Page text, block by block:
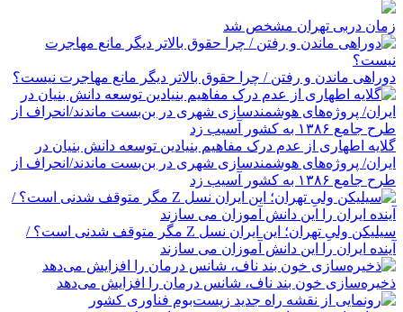
زمان دربی تهران مشخص شد
دوراهی ماندن و رفتن / چرا حقوق بالاتر دیگر مانع مهاجرت نیست؟
گلایه اطهاری از عدم درک مفاهیم بنیادین توسعه دانش بنیان در
ایران/ پروژه‌های هوشمندسازی شهری در بن‌بست ماندند/انحراف از
طرح جامع ۱۳۸۶ به کشور آسیب زد
سیلیکن ولیِ تهران؛ این ایران نسل Z مگر متوقف شدنی است؟ /
آینده ایران را این دانش آموزان می سازند
ذخیره‌سازی خون بند ناف، شانس درمان را افزایش می‌دهد